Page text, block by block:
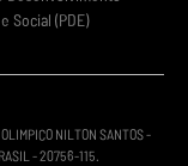
Social (PDE)
NILTON SANTOS -
- 20756-115.